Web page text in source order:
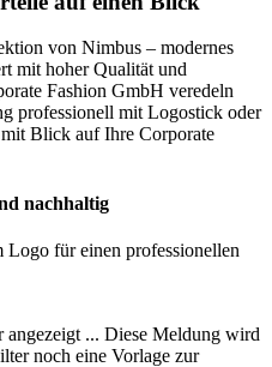
von Nimbus – modernes
mit hoher Qualität und
Fashion GmbH veredeln
professionell mit Logo­stick oder
Blick auf Ihre Corporate
nachhaltig
für einen professionellen
... Diese Meldung wird
noch eine Vorlage zur